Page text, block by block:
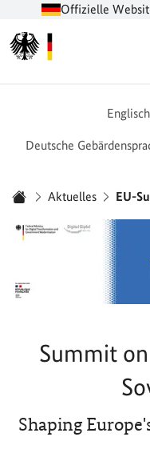
Offizielle
Englisch
Deutsche
Aktuelles EU-
Summit
Shaping